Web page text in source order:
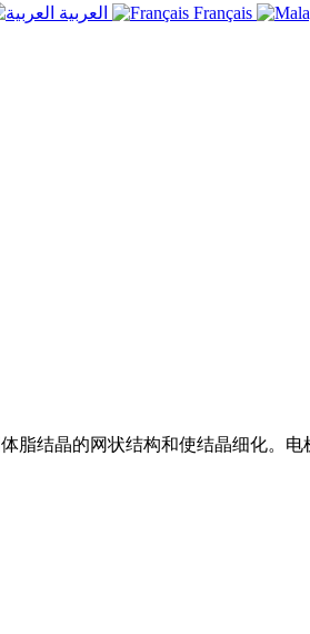
Français
结晶的网状结构和使结晶细化。